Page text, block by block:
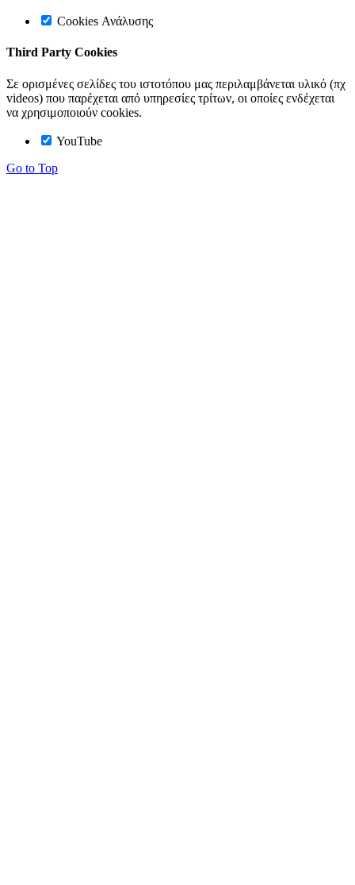
Cookies Ανάλυσης
Third Party Cookies
Σε ορισμένες σελίδες του ιστοτόπου μας περιλαμβάνεται υλικό (πχ
videos) που παρέχεται από υπηρεσίες τρίτων, οι οποίες ενδέχεται
να χρησιμοποιούν cookies.
YouTube
Go to Top